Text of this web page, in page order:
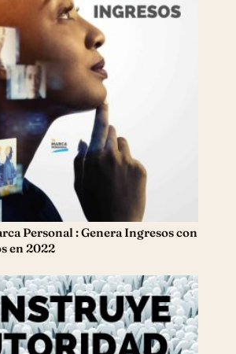
Personal : Genera Ingresos con
en 2022